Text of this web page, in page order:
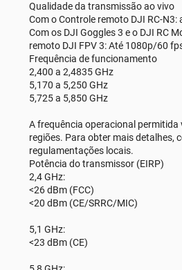
Qualidade da transmissão ao vivo
Com o Controle remoto DJI RC-
Com os DJI Goggles 3 e o DJI RC
remoto DJI FPV 3: Até 1080p/60
Frequência de funcionamento
2,400 a 2,4835 GHz
5,170 a 5,250 GHz
5,725 a 5,850 GHz
A frequência operacional permitida
regiões. Para obter mais detalhes,
regulamentações locais.
Potência do transmissor (EIRP)
2,4 GHz:
<26 dBm (FCC)
<20 dBm (CE/SRRC/MIC)
5,1 GHz:
<23 dBm (CE)